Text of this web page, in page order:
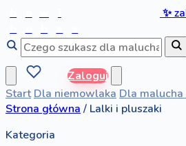
✨
Zaloguj
Start Dla niemowlaka Dla
Strona główna / Lalki i pluszaki
Kategoria